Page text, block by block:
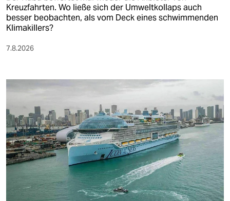
Kreuzfahrten. Wo ließe sich der Umweltkollaps auch
besser beobachten, als vom Deck eines schwimmenden
Klimakillers?
7.8.2026